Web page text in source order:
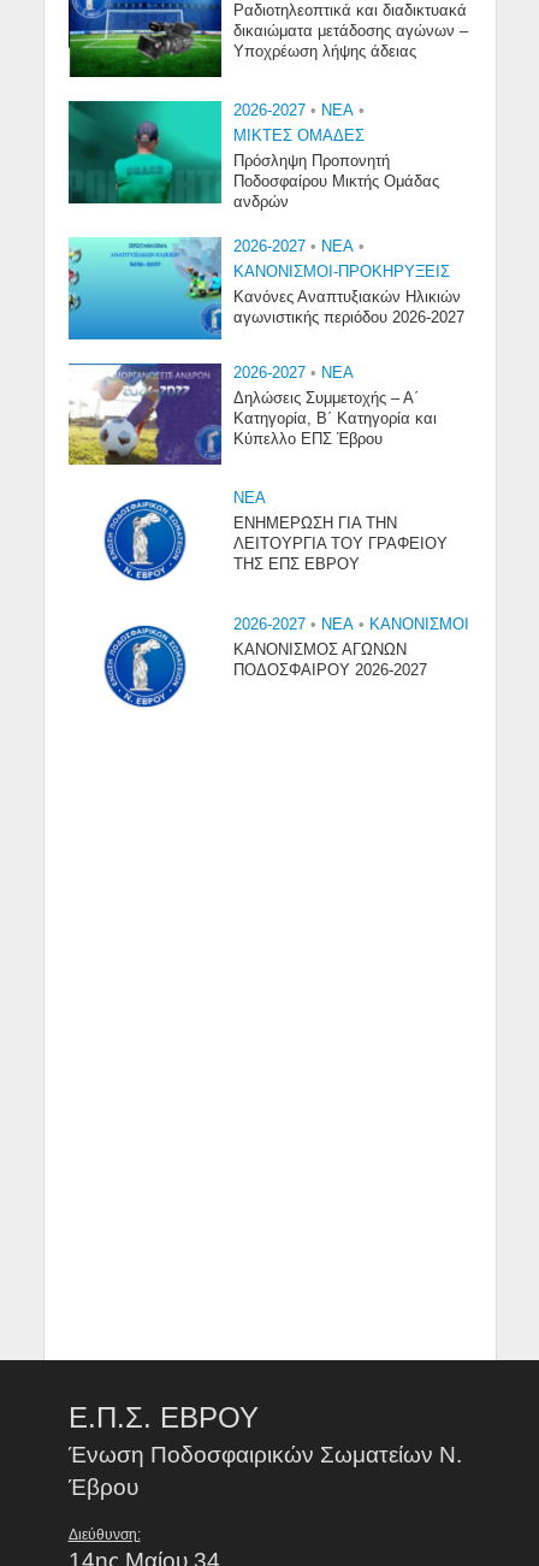
Ραδιοτηλεοπτικά και διαδικτυακά
δικαιώματα μετάδοσης αγώνων –
Υποχρέωση λήψης άδειας
2026-2027 • NEA •
ΜΙΚΤΕΣ ΟΜΑΔΕΣ
Πρόσληψη Προπονητή
Ποδοσφαίρου Μικτής Ομάδας
ανδρών
2026-2027 • NEA •
ΚΑΝΟΝΙΣΜΟΙ-ΠΡΟΚΗΡΥΞΕΙΣ
Κανόνες Αναπτυξιακών Ηλικιών
αγωνιστικής περιόδου 2026-2027
2026-2027 • NEA
Δηλώσεις Συμμετοχής – Α΄
Κατηγορία, Β΄ Κατηγορία και
Κύπελλο ΕΠΣ Έβρου
NEA
ΕΝΗΜΕΡΩΣΗ ΓΙΑ ΤΗΝ
ΛΕΙΤΟΥΡΓΙΑ ΤΟΥ ΓΡΑΦΕΙΟΥ
ΤΗΣ ΕΠΣ ΕΒΡΟΥ
2026-2027 • NEA • ΚΑΝΟΝΙΣΜΟΙ
ΚΑΝΟΝΙΣΜΟΣ ΑΓΩΝΩΝ
ΠΟΔΟΣΦΑΙΡΟΥ 2026-2027
Ε.Π.Σ. ΕΒΡΟΥ
Ένωση Ποδοσφαιρικών Σωματείων Ν.
Έβρου
Διεύθυνση:
14ης Μαίου 34